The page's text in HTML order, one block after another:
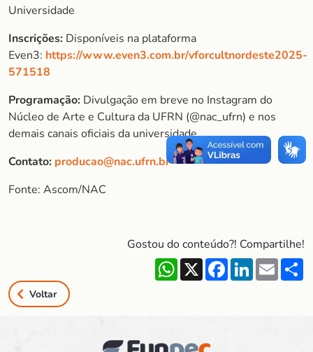
Universidade
Inscrições: Disponíveis na plataforma
Even3: https://www.even3.com.br/vforcultnordeste2025-
571518
Programação: Divulgação em breve no Instagram do
Núcleo de Arte e Cultura da UFRN (@nac_ufrn) e nos
demais canais oficiais da universidade.
Contato: producao@nac.ufrn.br
Fonte: Ascom/NAC
Gostou do conteúdo?! Compartilhe!
WhatsApp
X FacebookLinkedIn
Email
Voltar